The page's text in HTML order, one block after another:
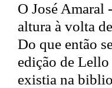
O José Amaral
altura à volta
Do que então
edição de
existia na